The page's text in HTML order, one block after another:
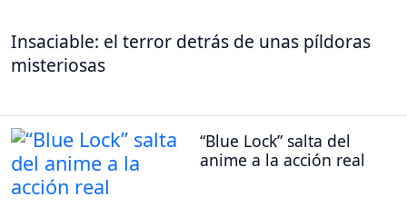
Insaciable: el terror detrás de unas píldoras
misteriosas
“Blue Lock” salta del
anime a la acción real